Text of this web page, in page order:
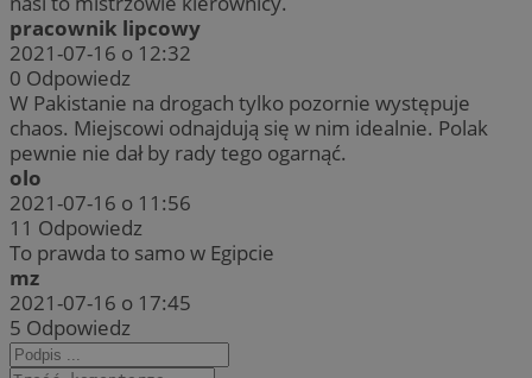
pracownik lipcowy
2021-07-16 o 12:32
0 Odpowiedz
W Pakistanie na drogach tylko pozornie występuje
chaos. Miejscowi odnajdują się w nim idealnie. Polak
pewnie nie dał by rady tego ogarnąć.
olo
2021-07-16 o 11:56
11 Odpowiedz
To prawda to samo w Egipcie
mz
2021-07-16 o 17:45
5 Odpowiedz